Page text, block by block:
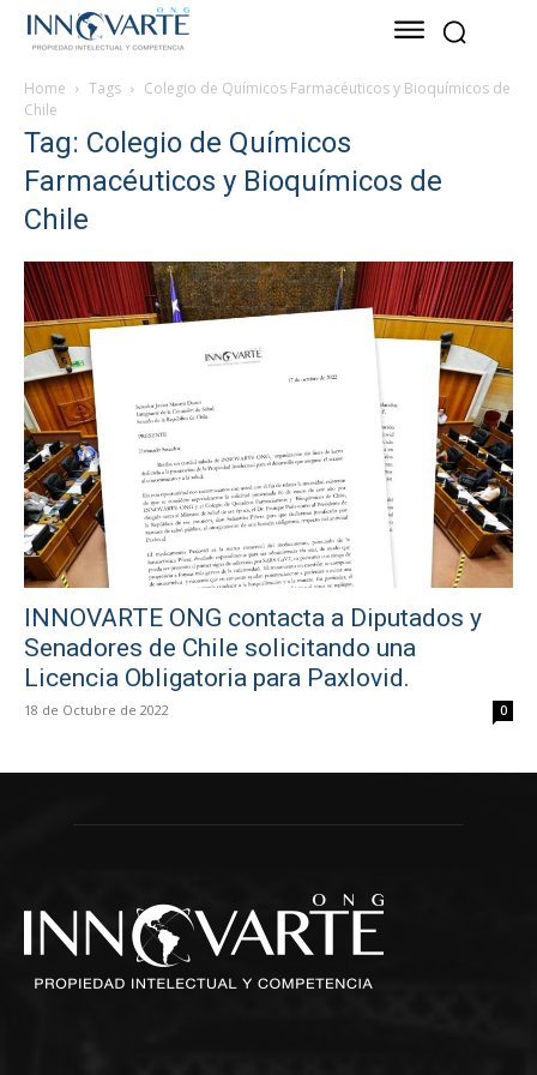
Home Tags
Colegio de Químicos Farmacéuticos y Bioquímicos de
Chile
Tag: Colegio de Químicos
Farmacéuticos y Bioquímicos de
Chile
INNOVARTE ONG contacta a Diputados y
Senadores de Chile solicitando una
Licencia Obligatoria para Paxlovid.
18 de Octubre de 2022 0